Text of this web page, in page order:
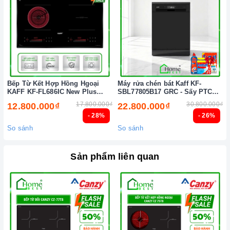
Chức năng an toàn trên bếp từ
2. Một số lưu ý khi sử dụng sản phẩm
- 28%
Bếp Từ Kết Hợp Hồng Hgoại
KAFF KF-FL686IC New Plus
12.800.000₫ 17.800.000₫
So sánh
- 26%
Máy rửa chén bát Kaff KF-
SBL77805B17 GRC - Sấy PTC
22.800.000₫ 30.800.000₫
So sánh
Sản phẩm liên quan